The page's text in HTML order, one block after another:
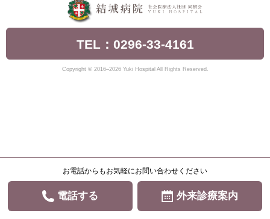
TEL：0296-33-4161
Copyright © 2016–2026 Yuki Hospital All Rights Reserved.
お電話からもお気軽にお問い合わせください
電話する 外来診療案内